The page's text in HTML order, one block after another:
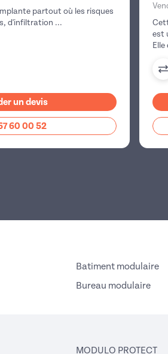
partout où les risques
d'infiltration ...
un devis
60 00 52
est
Batiment modulaire
Bureau modulaire
MODULO PROTECT